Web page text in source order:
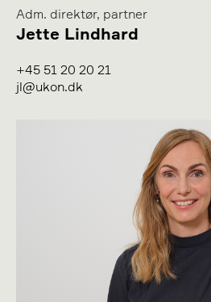
Adm. direktør, partner
Jette Lindhard
+45 51 20 20 21
jl@ukon.dk